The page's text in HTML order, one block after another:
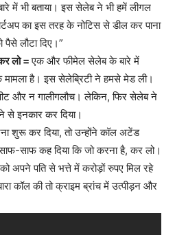
में भी बताया। इस सेलेब ने भी हमें लीगल
का इस तरह के नोटिस से डील कर पाना
लौटा दिए।”
लो =एक और फीमेल सेलेब के बारे में
है। इस सेलेब्रिटी ने हमसे मेड ली।
और न गालीगलौच। लेकिन, फिर सेलेब ने
से इनकार कर दिया।
शुरू कर दिया, तो उन्होंने कॉल अटेंड
साफ कह दिया कि जो करना है, कर लो।
अपने पति से भत्ते में करोड़ों रुपए मिल रहे
कॉल की तो क्राइम ब्रांच में उत्पीड़न और